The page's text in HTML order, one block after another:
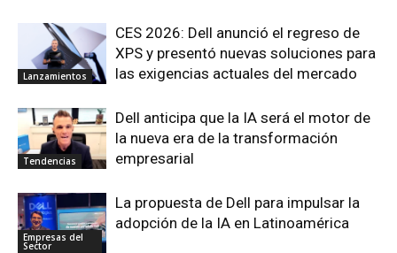
Lanzamientos
CES 2026: Dell anunció el regreso de
XPS y presentó nuevas soluciones para
las exigencias actuales del mercado
Tendencias
Dell anticipa que la IA será el motor de
la nueva era de la transformación
empresarial
Empresas del
Sector
La propuesta de Dell para impulsar la
adopción de la IA en Latinoamérica